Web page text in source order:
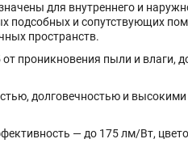
для внутреннего и
и сопутствующих
пространств.
пыли и влаги,
долговечностью и
— до 175 лм/Вт,